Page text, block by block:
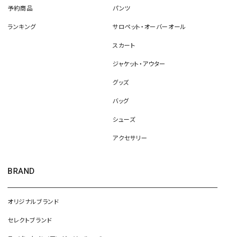
予約商品
ランキング
パンツ
サロペット・オーバーオール
スカート
ジャケット・アウター
グッズ
バッグ
シューズ
アクセサリー
BRAND
オリジナルブランド
セレクトブランド